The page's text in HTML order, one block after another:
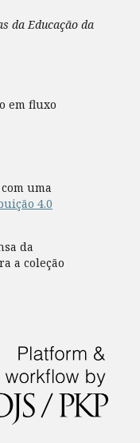
da Educação da
em fluxo
uma
4.0
da
a coleção